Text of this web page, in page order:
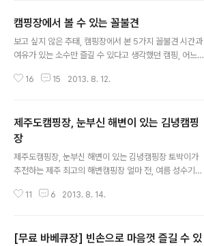
알찬 여행이 될 수 있었을까. 이들은 예약이 어려운 항공편
은 아예 포기를 하고 장흥을 거쳐 성산포로 자동차를 직접
끌고 제주도로 들어왔습니다. 집을 푼 곳은 제주도의 모 야
숙박을 해결하고 가족끼리 이야기꽃을 피우며 추억을 만들
캠핑장에서 볼 수 있는 꼴불견
보고 싶지 않은 추태, 캠핑장에서 본 5가지 꼴불견 시간과
여유가 있는 소수만 즐길 수 있다고 생각했던 캠핑, 어느덧
이가 요즘 대세는 캠핑이라고 하던데 밖으로 나가보면 비
를 잡지 못한 캠핑족은 선점했던 사람이 철수시간에 맞춰
미리 대기를 하는 모습도 볼 수 있습니다. 마치 전쟁터를 보
는듯합니다. 캠핑이라는 것이 한번쯤 해본 사람이라면 중
독성이 아주 강한 레저 활동이란 것을 알 수 있을 것입니다.
심지어 텐트를 구입한 날, 아파트 거실에 임시로 쳐 놓은 텐
트에서 하룻밤을 보내기도 한다니 말입니다. 저 또한 언제
16 15 2013. 8. 12.
제주도캠핑장, 눈부신 해변이 있는 김녕캠핑
장
제주도캠핑장, 눈부신 해변이 있는 김녕캠핑장 토박이가
추천하는 제주 최고의 해변캠핑장 얼마 전, 여름 성수기로
있었답니다. 제주도내에는 유명한 전문 캠핑장이 여럿 있
있는 야영장에서 야영을 하는 것은 하늘의 별따기와 같더
11 6 2013. 8. 14.
[무료 바베큐장] 빈손으로 마음껏 즐길 수 있